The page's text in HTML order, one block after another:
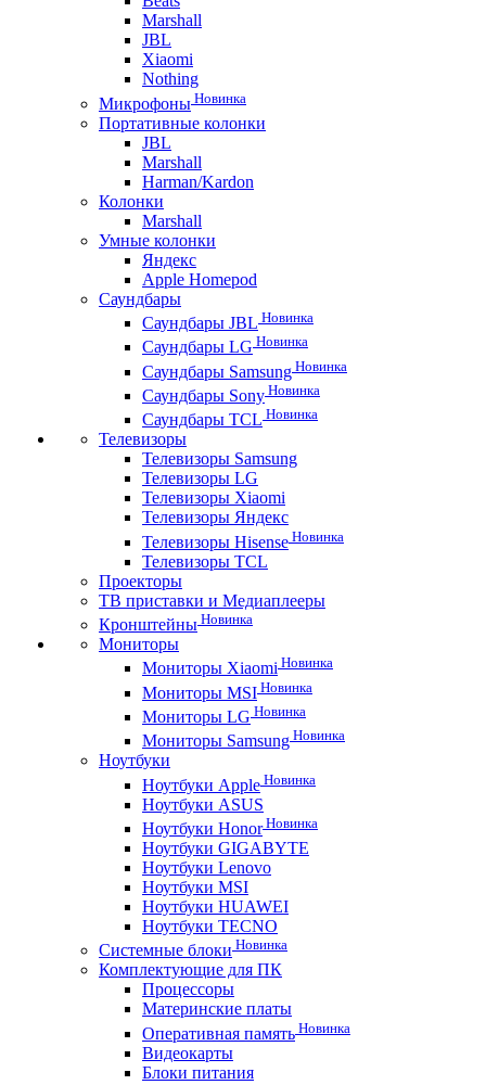
Marshall
JBL
Xiaomi
Nothing
Микрофоны Новинка
Портативные колонки
JBL
Marshall
Harman/Kardon
Колонки
Marshall
Умные колонки
Яндекс
Apple Homepod
Саундбары
Саундбары JBL Новинка
Саундбары LG Новинка
Саундбары Samsung Новинка
Саундбары Sony Новинка
Саундбары TCL Новинка
Телевизоры
Телевизоры Samsung
Телевизоры LG
Телевизоры Xiaomi
Телевизоры Яндекс
Телевизоры Hisense Новинка
Телевизоры TCL
Проекторы
ТВ приставки и Медиаплееры
Кронштейны Новинка
Мониторы
Мониторы Xiaomi Новинка
Мониторы MSI Новинка
Мониторы LG Новинка
Мониторы Samsung Новинка
Ноутбуки
Ноутбуки Apple Новинка
Ноутбуки ASUS
Ноутбуки HonorНовинка
Ноутбуки GIGABYTE
Ноутбуки Lenovo
Ноутбуки MSI
Ноутбуки HUAWEI
Ноутбуки TECNO
Системные блоки Новинка
Комплектующие для ПК
Процессоры
Материнские платы
Оперативная память Новинка
Видеокарты
Блоки питания